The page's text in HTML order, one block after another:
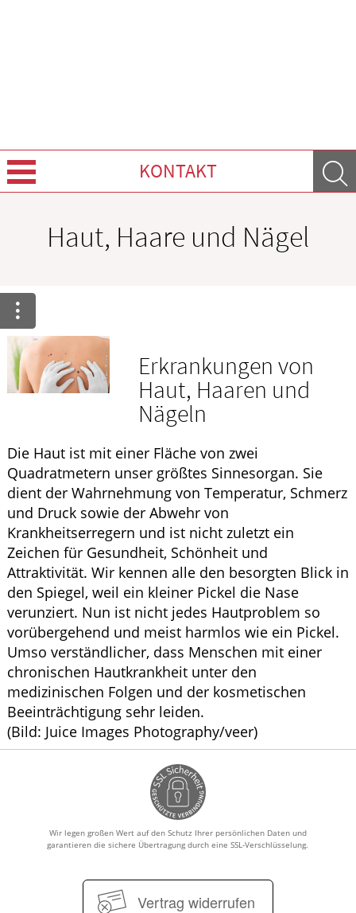
KONTAKT
Ratgeber
Krankheiten & Therapie
ELTERN UND KIND
Haut, Haare und Nägel
Erkrankungen von
Haut, Haaren und
Nägeln
Die Haut ist mit einer Fläche von zwei
Quadratmetern unser größtes Sinnesorgan. Sie
dient der Wahrnehmung von Temperatur, Schmerz
und Druck sowie der Abwehr von
Krankheitserregern und ist nicht zuletzt ein
Zeichen für Gesundheit, Schönheit und
Attraktivität. Wir kennen alle den besorgten Blick in
den Spiegel, weil ein kleiner Pickel die Nase
verunziert. Nun ist nicht jedes Hautproblem so
vorübergehend und meist harmlos wie ein Pickel.
Umso verständlicher, dass Menschen mit einer
chronischen Hautkrankheit unter den
medizinischen Folgen und der kosmetischen
Beeinträchtigung sehr leiden.
(Bild: Juice Images Photography/veer)
Wir legen großen Wert auf den Schutz Ihrer persönlichen Daten und
garantieren die sichere Übertragung durch eine SSL-Verschlüsselung.
Vertrag widerrufen